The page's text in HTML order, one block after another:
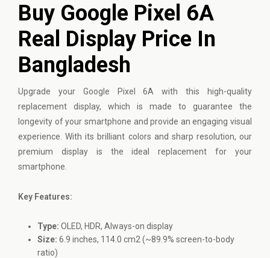
Buy Google Pixel 6A
Real Display Price In
Bangladesh
Upgrade your Google Pixel
6A with this high-quality
replacement display, which is made to guarantee the
longevity of your smartphone and provide an engaging visual
experience. With its brilliant colors and sharp resolution, our
premium display is the ideal replacement for your
smartphone.
Key Features:
Type: OLED, HDR, Always-on display
Size: 6.9 inches, 114.0 cm2 (~89.9% screen-to-body
ratio)